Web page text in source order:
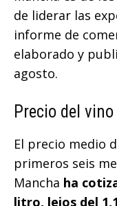
de liderar las
informe de
elaborado y
agosto.
Precio del vino
El precio medio
primeros seis
Mancha ha
litro, lejos del